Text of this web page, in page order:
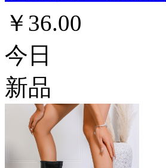
￥36.00
今日
新品